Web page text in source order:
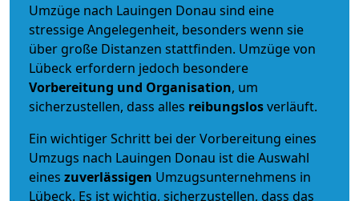
Umzüge nach Lauingen Donau sind eine
stressige Angelegenheit, besonders wenn sie
über große Distanzen stattfinden. Umzüge von
Lübeck erfordern jedoch besondere
Vorbereitung und Organisation, um
sicherzustellen, dass alles reibungslosverläuft.
Ein wichtiger Schritt bei der Vorbereitung eines
Umzugs nach Lauingen Donau ist die Auswahl
eines zuverlässigen Umzugsunternehmens in
Lübeck. Es ist wichtig, sicherzustellen, dass das